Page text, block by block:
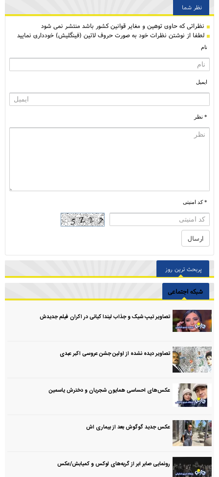
نظر شما
نظراتی كه حاوی توهین و مغایر قوانین کشور باشد منتشر نمی شود
لطفا از نوشتن نظرات خود به صورت حروف لاتین (فینگلیش) خودداری نمایید
نام
ایمیل
* نظر
* کد امنیتی
پربحث ترین روز
شبکه اجتماعی
تصاویر تیپ شیک و جذاب لیندا کیانی در اکران فیلم جدیدش
تصاویر دیده نشده از اولین جشن عروسی اکبر عبدی
عکس‌های احساسی همایون شجریان و دخترش یاسمین
عکس جدید گوگوش بعد از بیماری اش
رونمایی صابر ابر از گربه‌های لوکس و کمیابش/عکس